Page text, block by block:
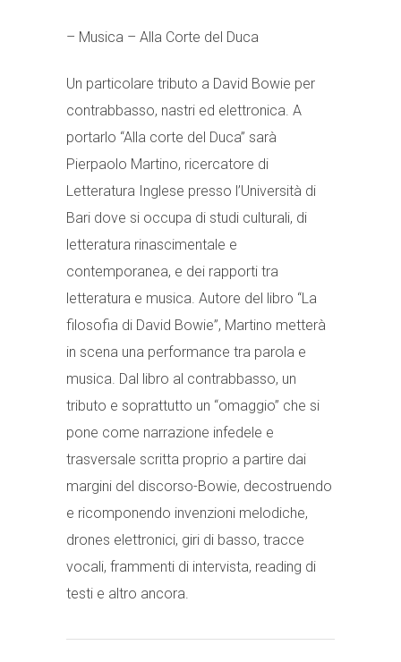
– Musica – Alla Corte del Duca
Un particolare tributo a David Bowie per
contrabbasso, nastri ed elettronica. A
portarlo “Alla corte del Duca” sarà
Pierpaolo Martino, ricercatore di
Letteratura Inglese presso l’Università di
Bari dove si occupa di studi culturali, di
letteratura rinascimentale e
contemporanea, e dei rapporti tra
letteratura e musica. Autore del libro “La
filosofia di David Bowie”, Martino metterà
in scena una performance tra parola e
musica. Dal libro al contrabbasso, un
tributo e soprattutto un “omaggio” che si
pone come narrazione infedele e
trasversale scritta proprio a partire dai
margini del discorso-Bowie, decostruendo
e ricomponendo invenzioni melodiche,
drones elettronici, giri di basso, tracce
vocali, frammenti di intervista, reading di
testi e altro ancora.